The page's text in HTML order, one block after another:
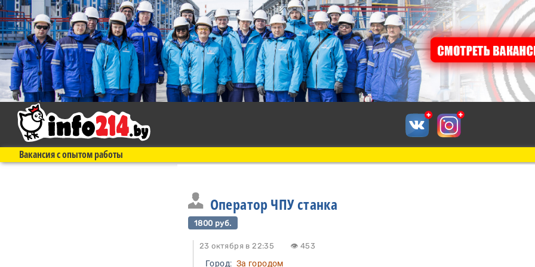
Вакансия с опытом работы
Оператор ЧПУ станка
1800 руб.
23 октября в 22:35 👁 453
Город: За городом